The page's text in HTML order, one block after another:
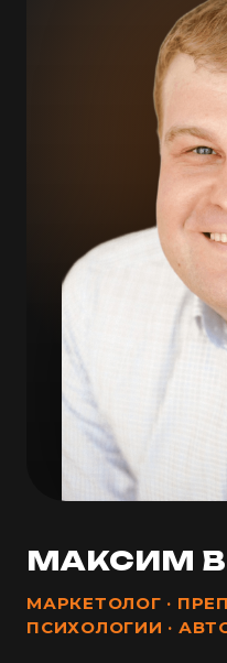
МАКСИМ
МАРКЕТОЛОГ ·
ПСИХОЛОГИИ ·